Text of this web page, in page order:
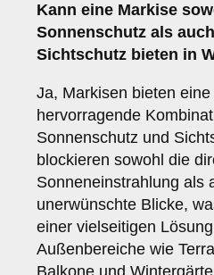
Kann eine Markise
Sonnenschutz als auch
Sichtschutz bieten in
Ja, Markisen bieten eine
hervorragende
Sonnenschutz und
blockieren sowohl die
Sonneneinstrahlung als
unerwünschte Blicke,
einer vielseitigen
Außenbereiche wie